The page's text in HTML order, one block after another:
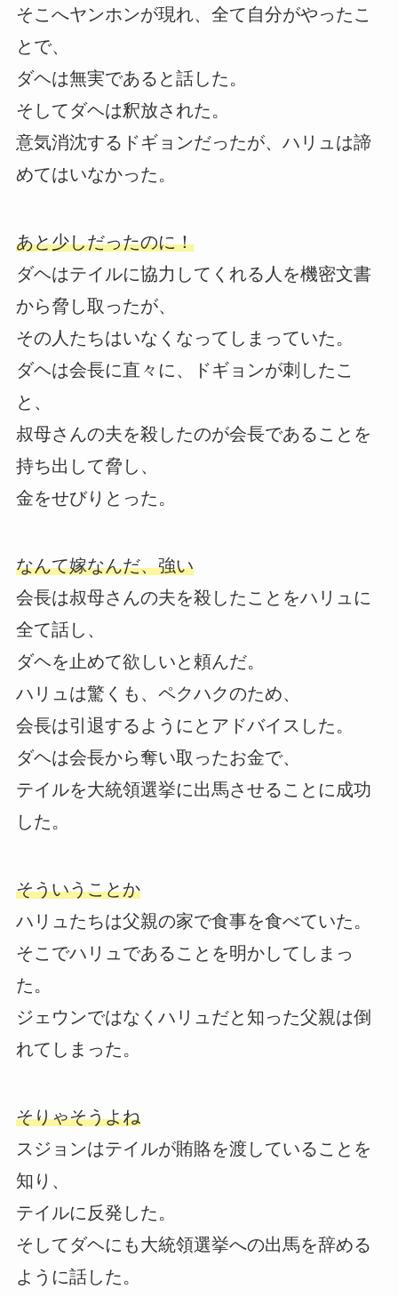
そこへヤンホンが現れ、全て自分がやったこ
とで、
ダヘは無実であると話した。
そしてダヘは釈放された。
意気消沈するドギョンだったが、ハリュは諦
めてはいなかった。
あと少しだったのに！
ダヘはテイルに協力してくれる人を機密文書
から脅し取ったが、
その人たちはいなくなってしまっていた。
ダヘは会長に直々に、ドギョンが刺したこ
と、
叔母さんの夫を殺したのが会長であることを
持ち出して脅し、
金をせびりとった。
なんて嫁なんだ、強い
会長は叔母さんの夫を殺したことをハリュに
全て話し、
ダヘを止めて欲しいと頼んだ。
ハリュは驚くも、ペクハクのため、
会長は引退するようにとアドバイスした。
ダヘは会長から奪い取ったお金で、
テイルを大統領選挙に出馬させることに成功
した。
そういうことか
ハリュたちは父親の家で食事を食べていた。
そこでハリュであることを明かしてしまっ
た。
ジェウンではなくハリュだと知った父親は倒
れてしまった。
そりゃそうよね
スジョンはテイルが賄賂を渡していることを
知り、
テイルに反発した。
そしてダヘにも大統領選挙への出馬を辞める
ように話した。